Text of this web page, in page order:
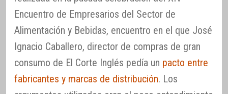
Encuentro de Empresarios del Sector de
Alimentación y Bebidas, encuentro en el que José
Ignacio Caballero, director de compras de gran
consumo de El Corte Inglés pedía un pacto entre
fabricantes y marcas de distribución. Los